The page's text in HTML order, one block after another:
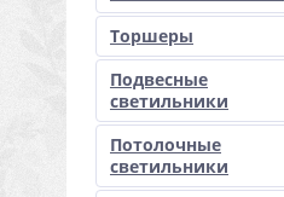
Торшеры
Подвесные
светильники
Потолочные
светильники